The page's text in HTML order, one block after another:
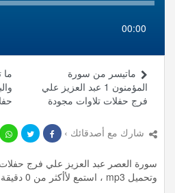
00:00
ماتيسر من سورة
المؤمنون 1 عبد العزيز علي
فرج حفلات تلاوات مجودة
شارك مع أصدقائك ›
سورة العصر عبد العزيز علي فرج
وتحميل mp3 ، استمع لأأكثر من 0 دقيقة من تلاوات المميزة مجانا.